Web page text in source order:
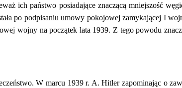
ich państwo posiadające znaczącą mniejszość
po podpisaniu umowy pokojowej zamykającej I
wojny na początek lata 1939. Z tego powodu
W marcu 1939 r. A. Hitler zapominając o